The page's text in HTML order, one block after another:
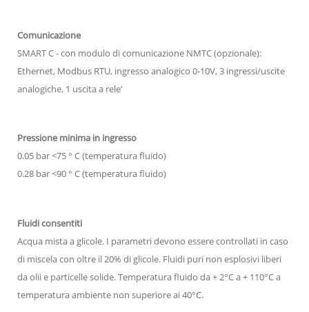
Comunicazione
SMART C - con modulo di comunicazione NMTC (opzionale):
Ethernet, Modbus RTU, ingresso analogico 0-10V, 3 ingressi/uscite
analogiche, 1 uscita a rele’
Pressione minima in ingresso
0.05 bar <75 ° C (temperatura fluido)
0.28 bar <90 ° C (temperatura fluido)
Fluidi consentiti
Acqua mista a glicole. I parametri devono essere controllati in caso
di miscela con oltre il 20% di glicole. Fluidi puri non esplosivi liberi
da olii e particelle solide. Temperatura fluido da + 2°C a + 110°C a
temperatura ambiente non superiore ai 40°C.